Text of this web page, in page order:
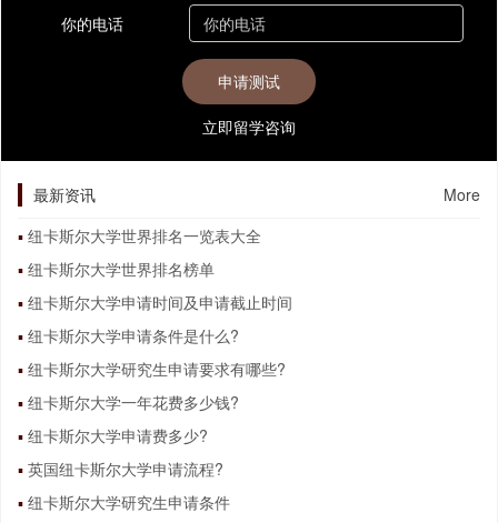
你的电话
立即留学咨询
最新资讯
More
纽卡斯尔大学世界排名一览表大全
纽卡斯尔大学世界排名榜单
纽卡斯尔大学申请时间及申请截止时间
纽卡斯尔大学申请条件是什么?
纽卡斯尔大学研究生申请要求有哪些?
纽卡斯尔大学一年花费多少钱?
纽卡斯尔大学申请费多少?
英国纽卡斯尔大学申请流程?
纽卡斯尔大学研究生申请条件